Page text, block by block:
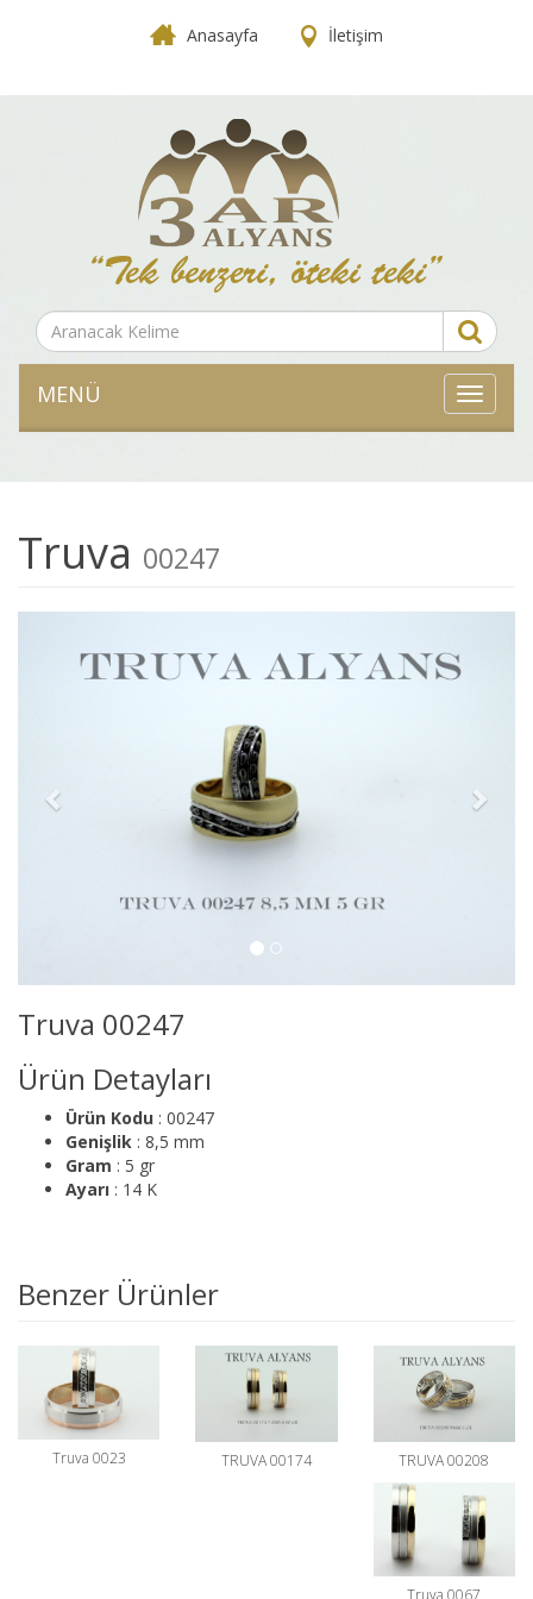
Anasayfa İletişim
MENÜ
MENÜ
Truva 00247
Truva 00247
Ürün Detayları
Ürün Kodu : 00247
Genişlik : 8,5 mm
Gram : 5 gr
Ayarı : 14 K
Benzer Ürünler
Truva 0023 TRUVA 00174 TRUVA 00208